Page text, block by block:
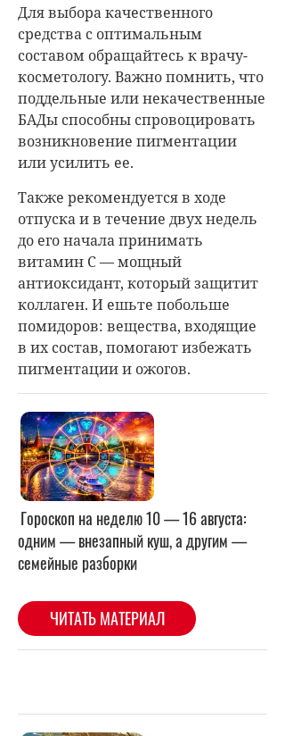
Для выбора качественного
средства с оптимальным
составом обращайтесь к врачу-
косметологу. Важно помнить, что
поддельные или некачественные
БАДы способны спровоцировать
возникновение пигментации
или усилить ее.
Также рекомендуется в ходе
отпуска и в течение двух недель
до его начала принимать
витамин С — мощный
антиоксидант, который защитит
коллаген. И ешьте побольше
помидоров: вещества, входящие
в их состав, помогают избежать
пигментации и ожогов.